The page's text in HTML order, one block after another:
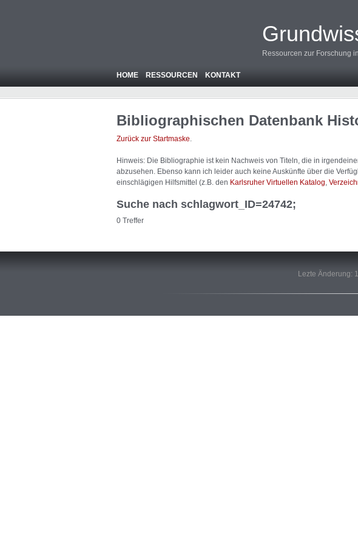
Ressourcen zur Forschung
HOME RESSOURCEN KONTAKT
Bibliographischen Datenbank
Zurück zur Startmaske.
Hinweis: Die Bibliographie ist kein Nachweis von Titeln, die in
abzusehen. Ebenso kann ich leider auch keine Auskünfte über die
einschlägigen Hilfsmittel (z.B. den Karlsruher Virtuellen Katalog
Suche nach schlagwort_ID=24742;
0 Treffer
Lezte Änderung: